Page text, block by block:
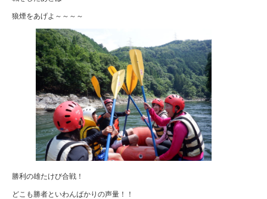
狼煙をあげよ～～～～
勝利の雄たけび合戦！
どこも勝者といわんばかりの声量！！